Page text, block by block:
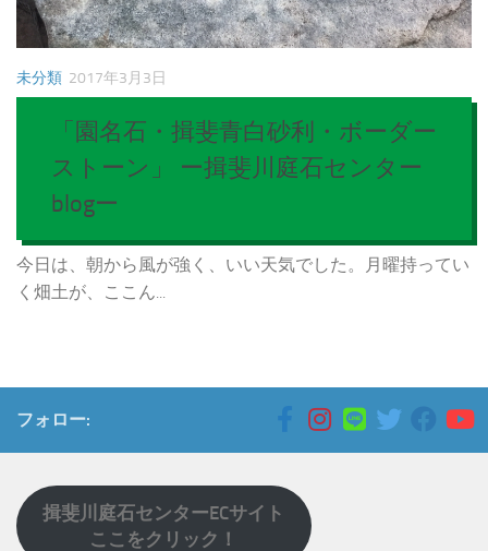
未分類 2017年3月3日
「園名石・揖斐青白砂利・ボーダー
ストーン」 ー揖斐川庭石センター
blogー
今日は、朝から風が強く、いい天気でした。月曜持ってい
く畑土が、ここん...
フォロー:
揖斐川庭石センターECサイト
ここをクリック！